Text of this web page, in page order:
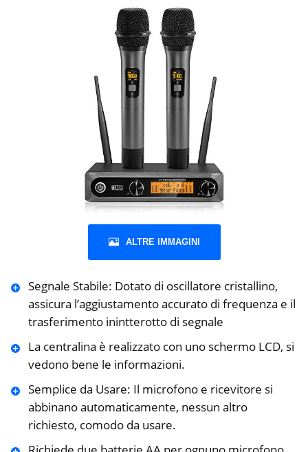
ALTRE IMMAGINI
Segnale Stabile: Dotato di oscillatore cristallino,
assicura l’aggiustamento accurato di frequenza e il
trasferimento inintterotto di segnale
La centralina è realizzato con uno schermo LCD, si
vedono bene le informazioni.
Semplice da Usare: Il microfono e ricevitore si
abbinano automaticamente, nessun altro
richiesto, comodo da usare.